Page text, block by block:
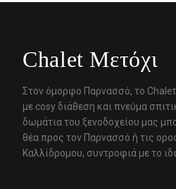
Chalet Μετόχι
Στον όμορφο Παρνασσό, το
με cosy διάθεση και πνεύμα
δωμάτια του ξενοδοχείου μας
θέα προς τον Παρνασσό ή τις
Καλλίδρομου, συντροφιά με το